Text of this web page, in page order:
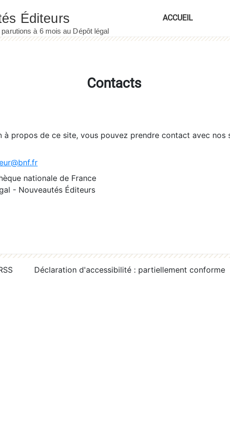
ACCUEIL
Contacts
à propos de ce site, vous pouvez prendre contact avec nos
nationale de France
- Nouveautés Éditeurs
Déclaration d'accessibilité : partiellement conforme